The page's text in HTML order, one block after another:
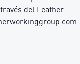
del Leather